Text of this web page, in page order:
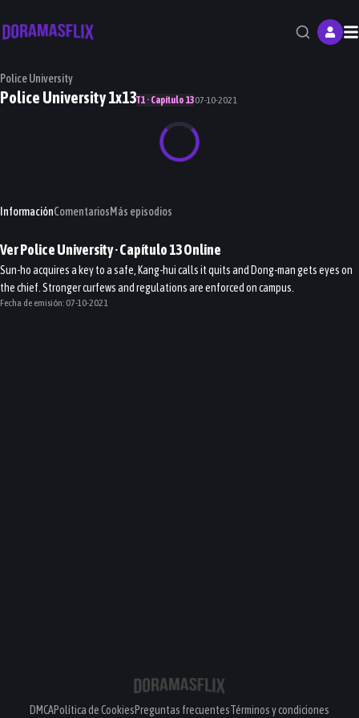
Police University
Police University 1x13T1 · Capítulo 1307-10-2021
InformaciónComentariosMás episodios
VerPolice University· Capítulo13Online
Sun-ho acquires a key to a safe, Kang-hui calls it quits and Dong-man gets eyes on
the chief. Stronger curfews and regulations are enforced on campus.
Fecha de emisión: 07-10-2021
DMCAPolítica de CookiesPreguntas frecuentesTérminos y condiciones